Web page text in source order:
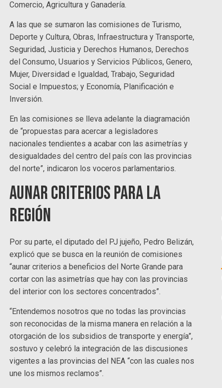
Comercio, Agricultura y Ganadería.
A las que se sumaron las comisiones de Turismo,
Deporte y Cultura, Obras, Infraestructura y Transporte,
Seguridad, Justicia y Derechos Humanos, Derechos
del Consumo, Usuarios y Servicios Públicos, Genero,
Mujer, Diversidad e Igualdad, Trabajo, Seguridad
Social e Impuestos; y Economía, Planificación e
Inversión.
En las comisiones se lleva adelante la diagramación
de “propuestas para acercar a legisladores
nacionales tendientes a acabar con las asimetrías y
desigualdades del centro del país con las provincias
del norte”, indicaron los voceros parlamentarios.
Aunar criterios para la
región
Por su parte, el diputado del PJ jujeño, Pedro Belizán,
explicó que se busca en la reunión de comisiones
“aunar criterios a beneficios del Norte Grande para
cortar con las asimetrías que hay con las provincias
del interior con los sectores concentrados”.
“Entendemos nosotros que no todas las provincias
son reconocidas de la misma manera en relación a la
otorgación de los subsidios de transporte y energía”,
sostuvo y celebró la integración de las discusiones
vigentes a las provincias del NEA “con las cuales nos
une los mismos reclamos”.